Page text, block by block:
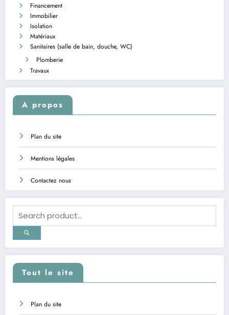
Financement
Immobilier
Isolation
Matériaux
Sanitaires (salle de bain, douche, WC)
Plomberie
Travaux
A propos
Plan du site
Mentions légales
Contactez nous
Tout le site
Plan du site